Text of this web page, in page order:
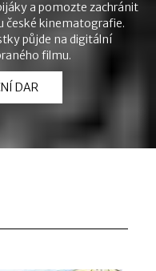
a pomozte zachránit
české kinematografie.
půjde na digitální
filmu.
DAR